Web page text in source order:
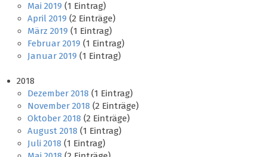
Mai 2019 (1 Eintrag)
April 2019 (2 Einträge)
März 2019 (1 Eintrag)
Februar 2019 (1 Eintrag)
Januar 2019 (1 Eintrag)
2018
Dezember 2018 (1 Eintrag)
November 2018 (2 Einträge)
Oktober 2018 (2 Einträge)
August 2018 (1 Eintrag)
Juli 2018 (1 Eintrag)